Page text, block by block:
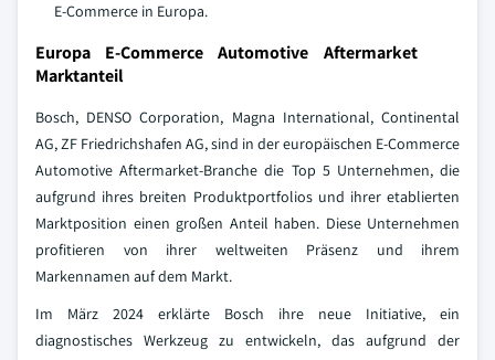
E-Commerce in Europa.
Europa E-Commerce Automotive Aftermarket
Marktanteil
Bosch, DENSO Corporation, Magna International, Continental
AG, ZF Friedrichshafen AG, sind in der europäischen E-Commerce
Automotive Aftermarket-Branche die Top 5 Unternehmen, die
aufgrund ihres breiten Produktportfolios und ihrer etablierten
Marktposition einen großen Anteil haben. Diese Unternehmen
profitieren von ihrer weltweiten Präsenz und ihrem
Markennamen auf dem Markt.
Im März 2024 erklärte Bosch ihre neue Initiative, ein
diagnostisches Werkzeug zu entwickeln, das aufgrund der